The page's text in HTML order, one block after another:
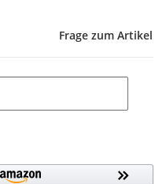
Frage zum Artikel